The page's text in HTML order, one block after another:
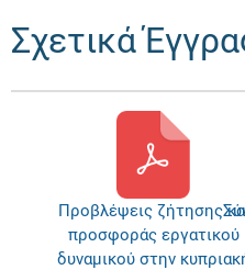
Σχετικά
Προβλέψεις ζήτησης
προσφοράς εργατικού
δυναμικού στην